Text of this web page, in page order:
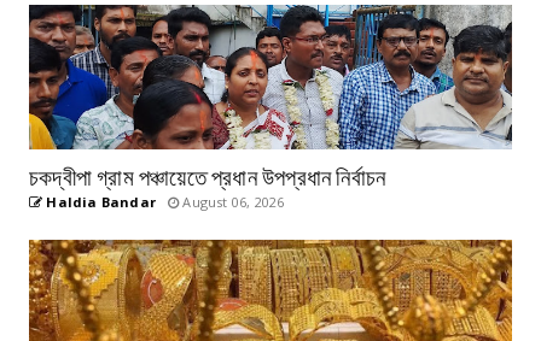
চকদ্বীপা গ্রাম পঞ্চায়েতে প্রধান উপপ্রধান নির্বাচন
Haldia Bandar August 06, 2026